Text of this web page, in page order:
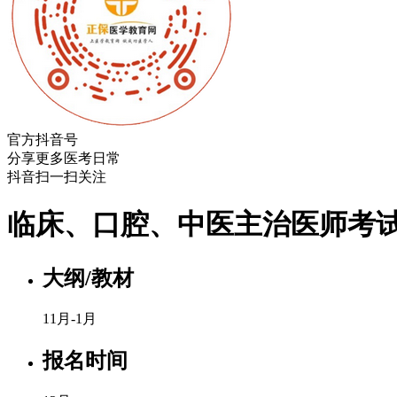
官方抖音号
分享更多医考日常
抖音扫一扫关注
临床、口腔、中医主治医师考
大纲/教材
11月-1月
报名时间